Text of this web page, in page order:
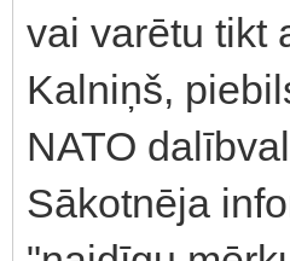
vai varētu tikt
Kalniņš,
NATO
Sākotnēja